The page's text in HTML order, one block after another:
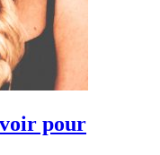
pour